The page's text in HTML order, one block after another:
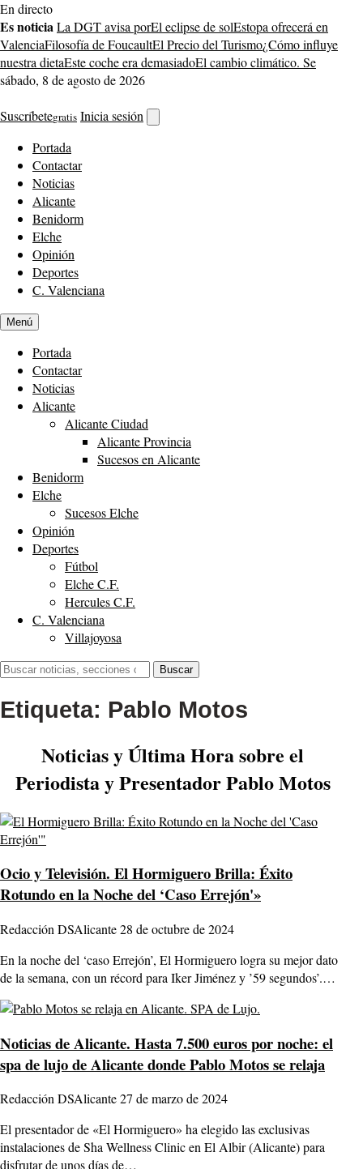
Saltar
al
contenido
En directo
Es noticiaLa DGT avisa porEl eclipse de solEstopa ofrecerá en
ValenciaFilosofía de FoucaultEl Precio del Turismo¿Cómo influye
nuestra dietaEste coche era demasiadoEl cambio climático. Se
sábado, 8 de agosto de 2026
Suscríbetegratis Inicia sesión
buscador
Portada
Contactar
Noticias
Alicante
Benidorm
Elche
Opinión
Deportes
C. Valenciana
Menú
Portada
Contactar
Noticias
Alicante
Alicante Ciudad
Alicante Provincia
Sucesos en Alicante
Benidorm
Elche
Sucesos Elche
Opinión
Deportes
Fútbol
Elche C.F.
Hercules C.F.
C. Valenciana
Villajoyosa
Buscar:
Buscar
Etiqueta: Pablo Motos
Noticias y Última Hora sobre el
Periodista y Presentador Pablo Motos
Ocio y Televisión. El Hormiguero Brilla: Éxito
Rotundo en la Noche del ‘Caso Errejón'»
Redacción DSAlicante28 de octubre de 2024
En la noche del ‘caso Errejón’, El Hormiguero logra su mejor dato
de la semana, con un récord para Iker Jiménez y ’59 segundos’.…
Noticias de Alicante. Hasta 7.500 euros por noche: el
spa de lujo de Alicante donde Pablo Motos se relaja
Redacción DSAlicante27 de marzo de 2024
El presentador de «El Hormiguero» ha elegido las exclusivas
instalaciones de Sha Wellness Clinic en El Albir (Alicante) para
disfrutar de unos días de…